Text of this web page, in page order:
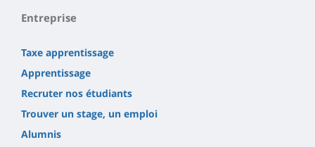
Entreprise
Taxe apprentissage
Apprentissage
Recruter nos étudiants
Trouver un stage, un emploi
Alumnis